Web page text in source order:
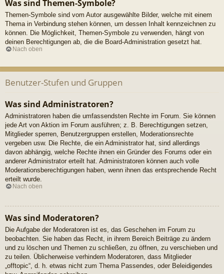
Was sind Themen-Symbole?
Themen-Symbole sind vom Autor ausgewählte Bilder, welche mit einem
Thema in Verbindung stehen können, um dessen Inhalt kennzeichnen zu
können. Die Möglichkeit, Themen-Symbole zu verwenden, hängt von
deinen Berechtigungen ab, die die Board-Administration gesetzt hat.
Nach oben
Benutzer-Stufen und Gruppen
Was sind Administratoren?
Administratoren haben die umfassendsten Rechte im Forum. Sie können
jede Art von Aktion im Forum ausführen; z. B. Berechtigungen setzen,
Mitglieder sperren, Benutzergruppen erstellen, Moderationsrechte
vergeben usw. Die Rechte, die ein Administrator hat, sind allerdings
davon abhängig, welche Rechte ihnen ein Gründer des Forums oder ein
anderer Administrator erteilt hat. Administratoren können auch volle
Moderationsberechtigungen haben, wenn ihnen das entsprechende Recht
erteilt wurde.
Nach oben
Was sind Moderatoren?
Die Aufgabe der Moderatoren ist es, das Geschehen im Forum zu
beobachten. Sie haben das Recht, in ihrem Bereich Beiträge zu ändern
und zu löschen und Themen zu schließen, zu öffnen, zu verschieben und
zu teilen. Üblicherweise verhindern Moderatoren, dass Mitglieder
„offtopic“, d. h. etwas nicht zum Thema Passendes, oder Beleidigendes